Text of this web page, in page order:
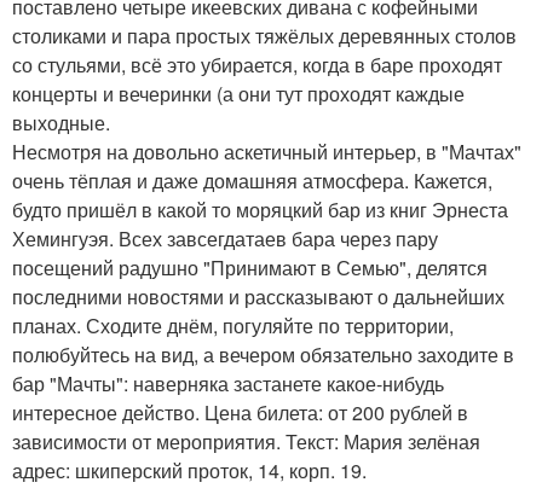
поставлено четыре икеевских дивана с кофейными
столиками и пара простых тяжёлых деревянных столов
со стульями, всё это убирается, когда в баре проходят
концерты и вечеринки (а они тут проходят каждые
выходные.
Несмотря на довольно аскетичный интерьер, в "Мачтах"
очень тёплая и даже домашняя атмосфера. Кажется,
будто пришёл в какой то моряцкий бар из книг Эрнеста
Хемингуэя. Всех завсегдатаев бара через пару
посещений радушно "Принимают в Семью", делятся
последними новостями и рассказывают о дальнейших
планах. Сходите днём, погуляйте по территории,
полюбуйтесь на вид, а вечером обязательно заходите в
бар "Мачты": наверняка застанете какое-нибудь
интересное действо. Цена билета: от 200 рублей в
зависимости от мероприятия. Текст: Мария зелёная
адрес: шкиперский проток, 14, корп. 19.